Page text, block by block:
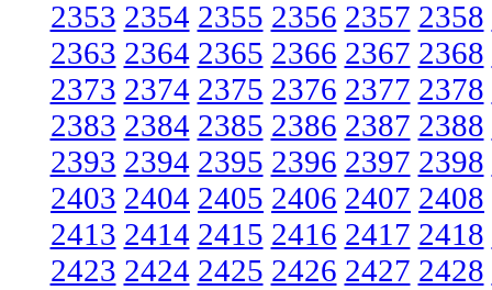
2353 2354 2355 2356 2357 2358
2363 2364 2365 2366 2367 2368
2373 2374 2375 2376 2377 2378
2383 2384 2385 2386 2387 2388
2393 2394 2395 2396 2397 2398
2403 2404 2405 2406 2407 2408
2413 2414 2415 2416 2417 2418
2423 2424 2425 2426 2427 2428